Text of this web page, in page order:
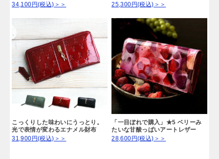
34,100円(税込)＞＞ 25,300円(税込)＞＞
こっくりした味わいにうっとり。
光で表情が変わるエナメル財布
31,900円(税込)＞＞
「一目ぼれで購入」★5 ベリーみ
たいな甘酸っぱいアートレザー
28,600円(税込)＞＞